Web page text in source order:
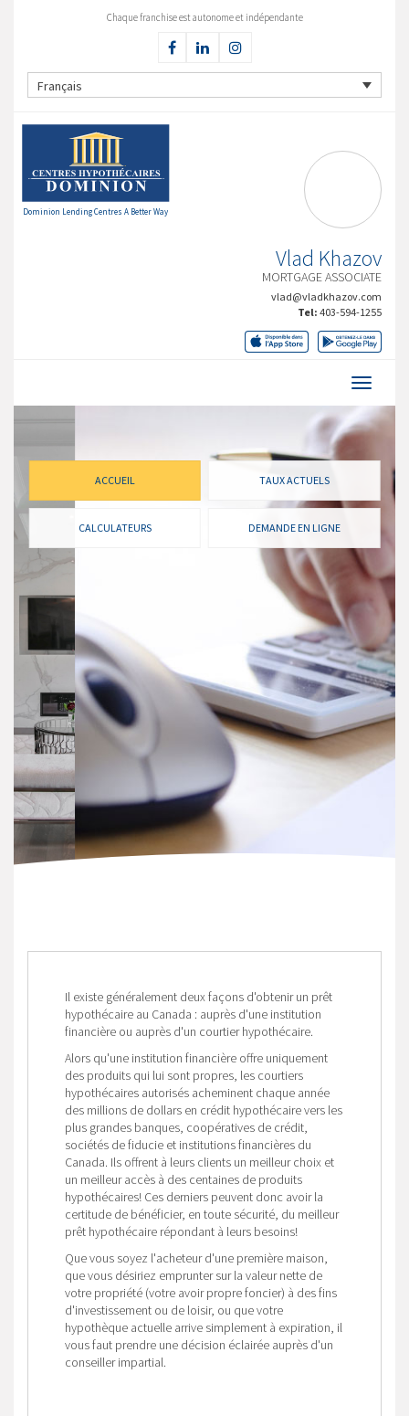
Chaque franchise est autonome et indépendante
Français
Dominion Lending Centres A Better Way
Vlad Khazov
MORTGAGE ASSOCIATE
vlad@vladkhazov.com
Tel: 403-594-1255
ACCUEIL TAUX ACTUELS
CALCULATEURS DEMANDE EN LIGNE
TAUX ACTUELS
Nos taux sont toujours compétitifs et nous sommes fiers
de pouvoir vous offrir le taux qui vous est le plus
profitable. Jetez un coup d’œil à nos taux comparés à
la concurrence.
Il existe généralement deux façons d'obtenir un prêt
hypothécaire au Canada : auprès d'une institution
financière ou auprès d'un courtier hypothécaire.
Alors qu'une institution financière offre uniquement
des produits qui lui sont propres, les courtiers
hypothécaires autorisés acheminent chaque année
des millions de dollars en crédit hypothécaire vers les
plus grandes banques, coopératives de crédit,
sociétés de fiducie et institutions financières du
Canada. Ils offrent à leurs clients un meilleur choix et
un meilleur accès à des centaines de produits
hypothécaires! Ces derniers peuvent donc avoir la
certitude de bénéficier, en toute sécurité, du meilleur
prêt hypothécaire répondant à leurs besoins!
Que vous soyez l'acheteur d'une première maison,
que vous désiriez emprunter sur la valeur nette de
votre propriété (votre avoir propre foncier) à des fins
d'investissement ou de loisir, ou que votre
hypothèque actuelle arrive simplement à expiration, il
vous faut prendre une décision éclairée auprès d'un
conseiller impartial.